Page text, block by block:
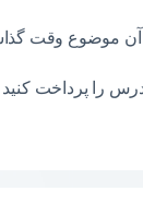
را پرداخت